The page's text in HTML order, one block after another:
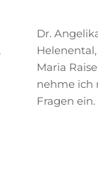
Dr.
Maria
nehme ich
Fragen ein.